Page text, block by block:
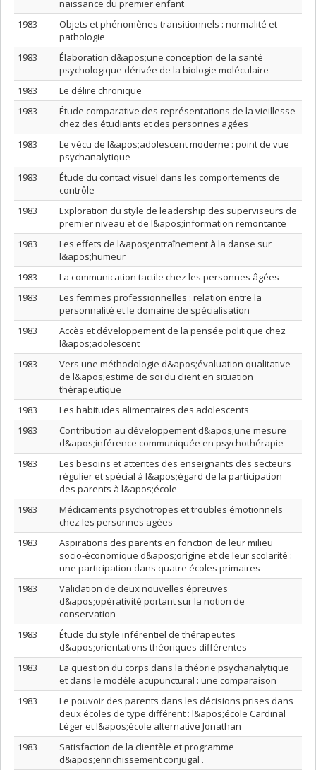
naissance du premier enfant
1983
Objets et phénomènes transitionnels : normalité et
pathologie
1983
Élaboration d&apos;une conception de la santé
psychologique dérivée de la biologie moléculaire
1983
Le délire chronique
1983
Étude comparative des représentations de la vieillesse
chez des étudiants et des personnes agées
1983
Le vécu de l&apos;adolescent moderne : point de vue
psychanalytique
1983
Étude du contact visuel dans les comportements de
contrôle
1983
Exploration du style de leadership des superviseurs de
premier niveau et de l&apos;information remontante
1983
Les effets de l&apos;entraînement à la danse sur
l&apos;humeur
1983
La communication tactile chez les personnes âgées
1983
Les femmes professionnelles : relation entre la
personnalité et le domaine de spécialisation
1983
Accès et développement de la pensée politique chez
l&apos;adolescent
1983
Vers une méthodologie d&apos;évaluation qualitative
de l&apos;estime de soi du client en situation
thérapeutique
1983
Les habitudes alimentaires des adolescents
1983
Contribution au développement d&apos;une mesure
d&apos;inférence communiquée en psychothérapie
1983
Les besoins et attentes des enseignants des secteurs
régulier et spécial à l&apos;égard de la participation
des parents à l&apos;école
1983
Médicaments psychotropes et troubles émotionnels
chez les personnes agées
1983
Aspirations des parents en fonction de leur milieu
socio-économique d&apos;origine et de leur scolarité :
une participation dans quatre écoles primaires
1983
Validation de deux nouvelles épreuves
d&apos;opérativité portant sur la notion de
conservation
1983
Étude du style inférentiel de thérapeutes
d&apos;orientations théoriques différentes
1983
La question du corps dans la théorie psychanalytique
et dans le modèle acupunctural : une comparaison
1983
Le pouvoir des parents dans les décisions prises dans
deux écoles de type différent : l&apos;école Cardinal
Léger et l&apos;école alternative Jonathan
1983
Satisfaction de la clientèle et programme
d&apos;enrichissement conjugal .